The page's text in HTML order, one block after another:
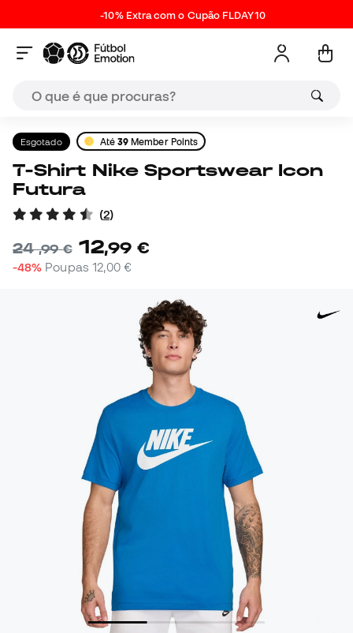
-10% Extra com o Cupão FLDAY10
Esgotado Até 39 Member Points
T-Shirt Nike Sportswear Icon
Futura
(2)
24,99 € 12,99 €
-48% Poupas 12,00 €